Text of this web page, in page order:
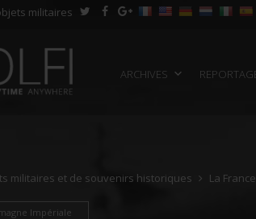
militaires
ARCHIVES
militaires et de souvenirs historiques La
Impériale